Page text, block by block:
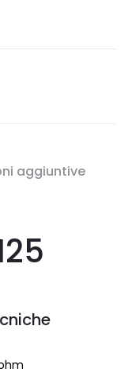
aggiuntive